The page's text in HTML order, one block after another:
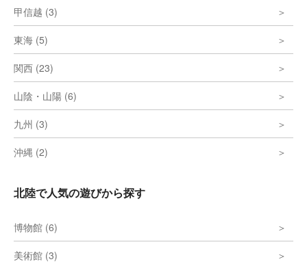
甲信越 (3)
東海 (5)
関西 (23)
山陰・山陽 (6)
九州 (3)
沖縄 (2)
北陸で人気の遊びから探す
博物館 (6)
美術館 (3)